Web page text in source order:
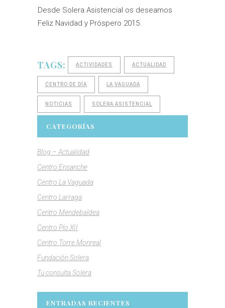
Desde Solera Asistencial os deseamos
Feliz Navidad y Próspero 2015.
TAGS: ACTIVIDADES ACTUALIDAD
CENTRO DE DÍA LA VAGUADA
NOTICIAS SOLERA ASISTENCIAL
CATEGORÍAS
Blog – Actualidad
Centro Ensanche
Centro La Vaguada
Centro Larraga
Centro Mendebaldea
Centro Pío XII
Centro Torre Monreal
Fundación Solera
Tu consulta Solera
ENTRADAS RECIENTES